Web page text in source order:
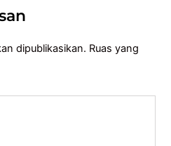
dipublikasikan. Ruas yang